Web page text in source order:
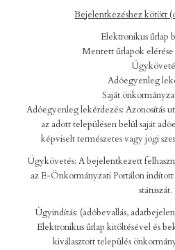
Bejelentkezéshez kötött
Elektronikus űrlap
Mentett űrlapok elérése
Adóegyenleg
Saját
Adóegyenleg lekérdezés: Azonosítás
az adott településen belül saját
képviselt természetes vagy jogi
Ügykövetés: A bejelentkezett
az E-Önkormányzati Portálon
státuszát.
Ügyindítás: (adóbevallás,
Elektronikus űrlap kitöltésével és
kiválasztott település